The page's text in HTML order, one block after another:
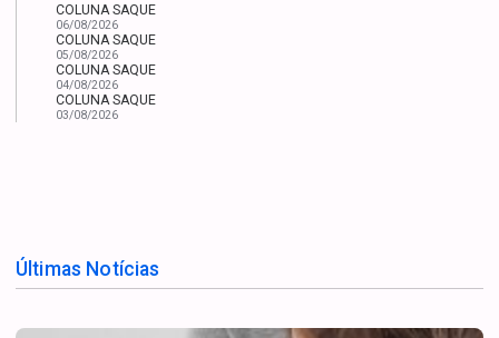
COLUNA SAQUE
06/08/2026
COLUNA SAQUE
05/08/2026
COLUNA SAQUE
04/08/2026
COLUNA SAQUE
03/08/2026
Últimas Notícias